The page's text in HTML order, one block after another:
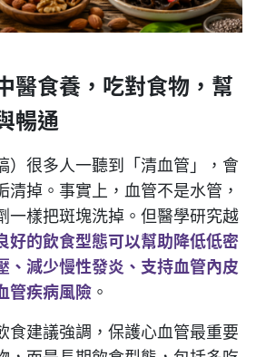
醫食養，吃對食物，幫
暢通
）很多人一聽到「清血管」，會
清掉。事實上，血管不是水管，
一樣把斑塊洗掉。但醫學研究越
好的飲食型態可以幫助降低低密
、減少慢性發炎、支持血管內皮
管疾病風險 。
食建議強調，保護心血管最重要